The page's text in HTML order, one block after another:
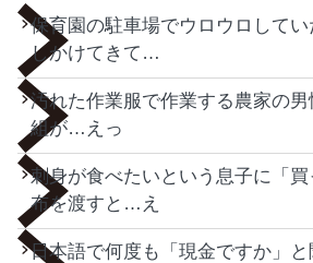
保育園の駐車場でウロウロして
しかけてきて…
汚れた作業服で作業する農家の男
組が…えっ
刺身が食べたいという息子に「
布を渡すと…え
日本語で何度も「現金ですか」